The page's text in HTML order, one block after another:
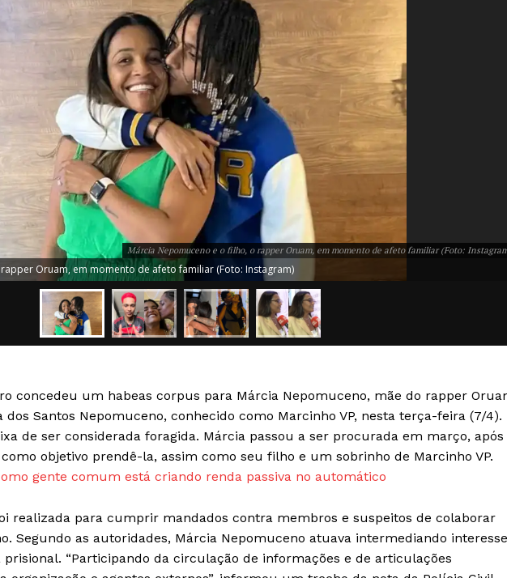
iCHAIT
Aprenda tudo sobre
Inteligência Artificial
SAIBA MAIS
M5PORTS
Sobre Nós
Anuncie
Transparência Editorial
Termos de Serviços
RSS
Márcia Nepomuceno e o filho, o rapper Oruam, em momento de afeto familiar (Foto:
Oruam, em momento de afeto familiar (Foto: Instagram)
concedeu um habeas corpus para Márcia Nepomuceno, mãe do rapper
dos Santos Nepomuceno, conhecido como Marcinho VP, nesta terça-feira (7/4).
de ser considerada foragida. Márcia passou a ser procurada em março, após
objetivo prendê-la, assim como seu filho e um sobrinho de Marcinho VP.
gente comum está criando renda passiva no automático
realizada para cumprir mandados contra membros e suspeitos de colaborar
Segundo as autoridades, Márcia Nepomuceno atuava intermediando
“Participando da circulação de informações e de articulações